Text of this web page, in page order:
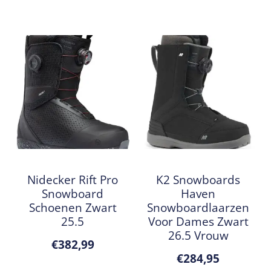
Nidecker Rift Pro
Snowboard
Schoenen Zwart
25.5
€382,99
K2 Snowboards
Haven
Snowboardlaarzen
Voor Dames Zwart
26.5 Vrouw
€284,95